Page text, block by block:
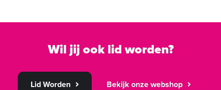
Wil jij ook lid worden?
Lid Worden Bekijk onze webshop